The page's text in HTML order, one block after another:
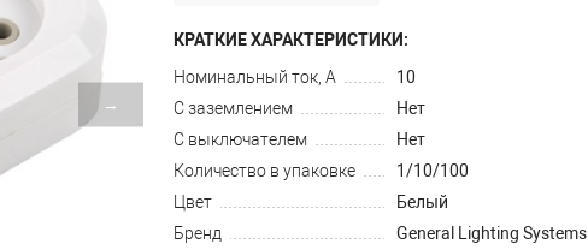
→
КРАТКИЕ ХАРАКТЕРИСТИКИ:
Номинальный ток, А
10
С заземлением
Нет
С выключателем
Нет
Количество в упаковке
1/10/100
Цвет
Белый
Бренд
General Lighting Systems